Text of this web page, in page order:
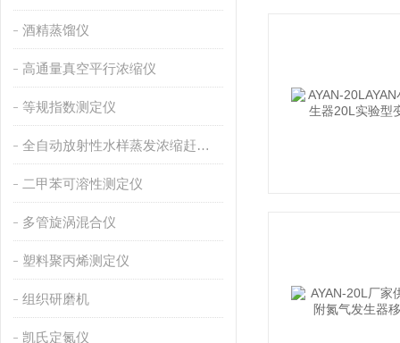
酒精蒸馏仪
高通量真空平行浓缩仪
等规指数测定仪
全自动放射性水样蒸发浓缩赶酸仪
二甲苯可溶性测定仪
多管旋涡混合仪
塑料聚丙烯测定仪
组织研磨机
凯氏定氮仪